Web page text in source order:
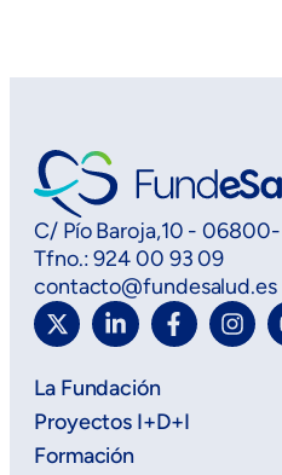
C/ Pío Baroja,10 -
Tfno.: 924 00 93 09
contacto@fundesalud.es
La Fundación
Proyectos I+D+I
Formación